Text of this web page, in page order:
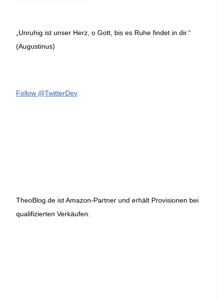
„Unruhig ist unser Herz, o Gott, bis es Ruhe findet in dir.“
(Augustinus)
Follow @TwitterDev
TheoBlog.de ist Amazon-Partner und erhält Provisionen bei
qualifizierten Verkäufen.